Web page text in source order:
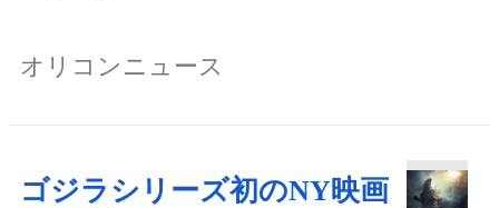
オリコンニュース
ゴジラシリーズ初のNY映画